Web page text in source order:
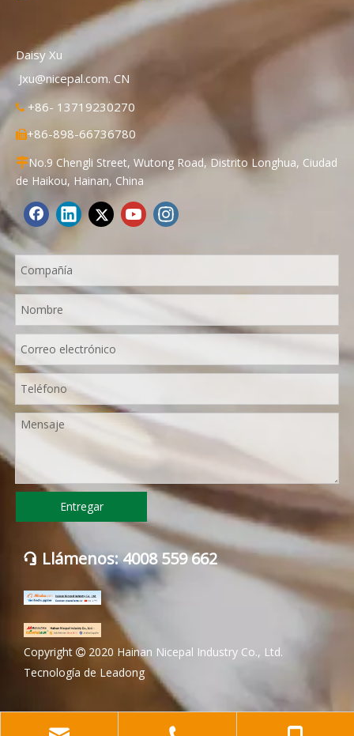
Daisy Xu
Jxu@nicepal.com. CN
 +86- 13719230270
+86-898-66736780
No.9 Chengli Street, Wutong Road, Distrito Longhua, Ciudad
de Haikou, Hainan, China
Entregar
 Llámenos: 4008 559 662
Copyright  2020 Hainan Nicepal Industry Co., Ltd.
Tecnología de Leadong